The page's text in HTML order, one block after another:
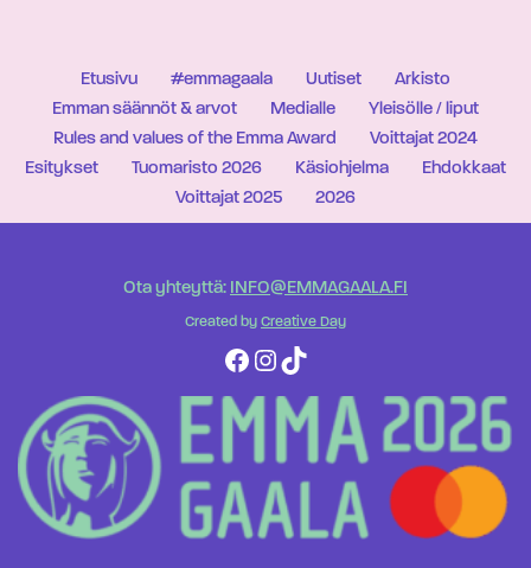
Etusivu #emmagaala Uutiset
Arkisto
Emman säännöt & arvot
Medialle
Yleisölle / liput
Rules and values of the Emma Award
Voittajat 2024
Esitykset
Tuomaristo 2026 Käsiohjelma
Ehdokkaat
Voittajat 2025
2026
Ota yhteyttä: INFO@EMMAGAALA.FI
Created by Creative Day